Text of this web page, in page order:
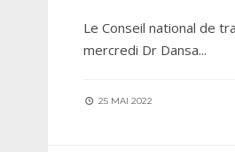
Le Conseil national de
mercredi Dr Dansa...
25 MAI 2022